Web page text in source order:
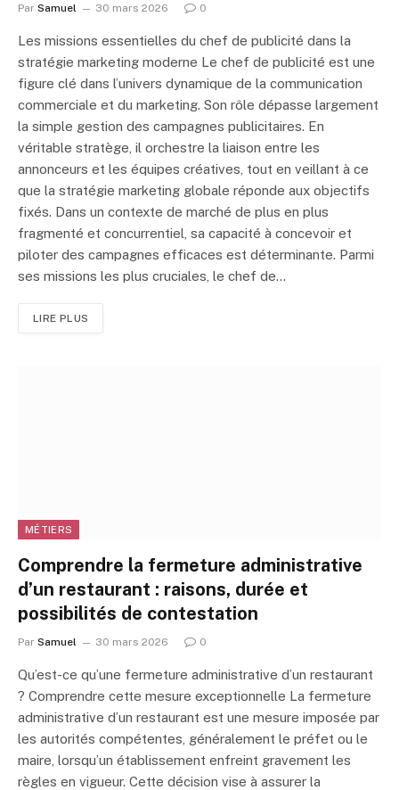
Par Samuel 30 mars 2026 0
Les missions essentielles du chef de publicité dans la
stratégie marketing moderne Le chef de publicité est une
figure clé dans l’univers dynamique de la communication
commerciale et du marketing. Son rôle dépasse largement
la simple gestion des campagnes publicitaires. En
véritable stratège, il orchestre la liaison entre les
annonceurs et les équipes créatives, tout en veillant à ce
que la stratégie marketing globale réponde aux objectifs
fixés. Dans un contexte de marché de plus en plus
fragmenté et concurrentiel, sa capacité à concevoir et
piloter des campagnes efficaces est déterminante. Parmi
ses missions les plus cruciales, le chef de…
LIRE PLUS
MÉTIERS
Comprendre la fermeture administrative
d’un restaurant : raisons, durée et
possibilités de contestation
Par Samuel 30 mars 2026 0
Qu’est-ce qu’une fermeture administrative d’un restaurant
? Comprendre cette mesure exceptionnelle La fermeture
administrative d’un restaurant est une mesure imposée par
les autorités compétentes, généralement le préfet ou le
maire, lorsqu’un établissement enfreint gravement les
règles en vigueur. Cette décision vise à assurer la